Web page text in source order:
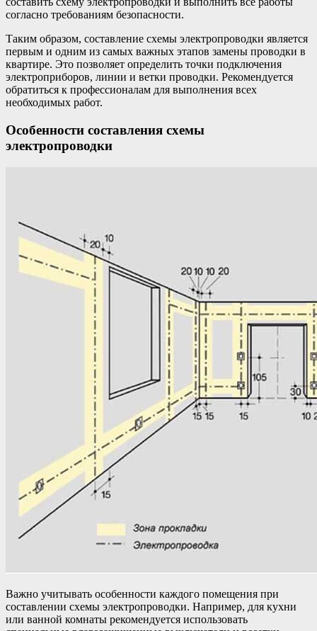
согласно требованиям безопасности.
Таким образом, составление схемы электропроводки является
первым и одним из самых важных этапов замены проводки в
квартире. Это позволяет определить точки подключения
электроприборов, линии и ветки проводки. Рекомендуется
обратиться к профессионалам для выполнения всех
необходимых работ.
Особенности составления схемы
электропроводки
Важно учитывать особенности каждого помещения при
составлении схемы электропроводки. Например, для кухни
или ванной комнаты рекомендуется использовать